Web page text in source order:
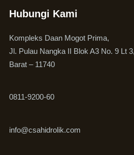
Hubungi Kami
Kompleks Daan Mogot Prima,
Jl. Pulau Nangka II Blok A3 No. 9 Lt
Barat – 11740
0811-9200-60
info@csahidrolik.com